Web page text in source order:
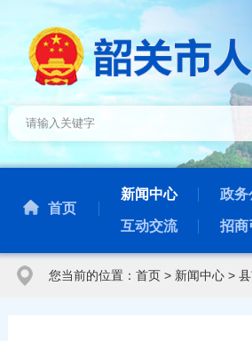
首页
新闻中心 政务
互动交流 招商
您当前的位置： 首页> 新闻中心>